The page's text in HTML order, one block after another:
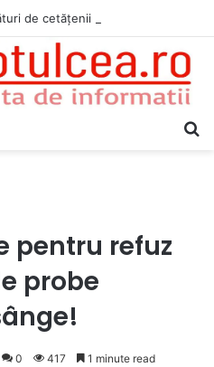
pentru refuz
probe
0 417 1 minute read